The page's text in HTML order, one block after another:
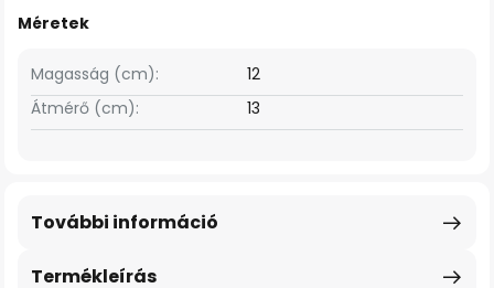
Méretek
Magasság (cm):
12
Átmérő (cm):
13
Termékleírás
További információ